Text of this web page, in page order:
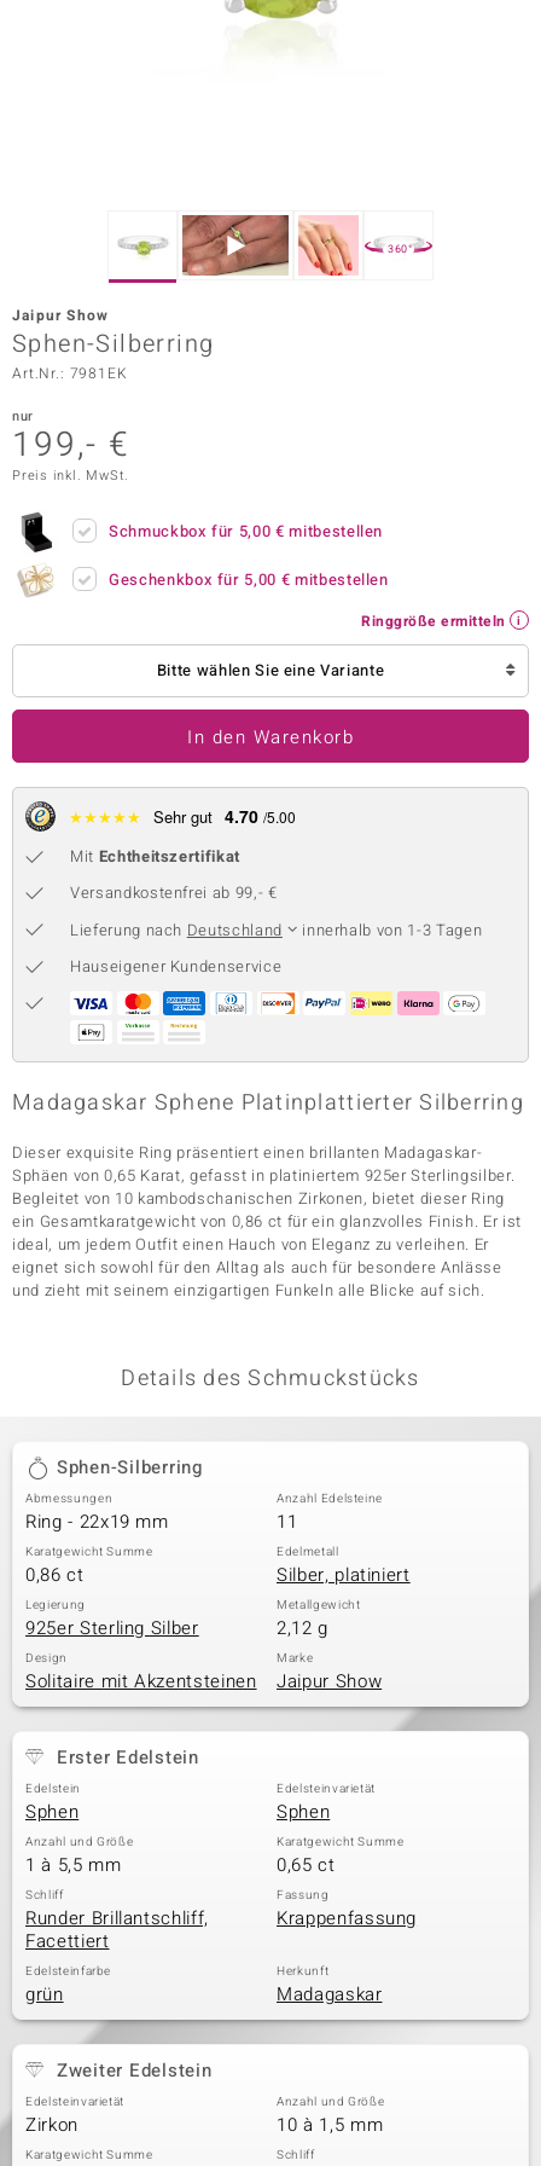
Vogue
Paraíso
Collection
Collection
Classics
360°
Jaipur Show
Sphen-Silberring
Art.Nr.: 7981EK
nur
199,- €
Preis inkl. MwSt.
Schmuckbox für 5,00 € mitbestellen
Geschenkbox für 5,00 € mitbestellen
Ringgröße ermitteln
Bitte wählen Sie eine Variante
In den Warenkorb
★★★★★ Sehr gut 4.70 /5.00
Mit Echtheitszertifikat
Versandkostenfrei ab 99,- €
Lieferung nach Deutschland
innerhalb von 1-3 Tagen
Hauseigener Kundenservice
Madagaskar Sphene Platinplattierter Silberring
Dieser exquisite Ring präsentiert einen brillanten Madagaskar-
Sphäen von 0,65 Karat, gefasst in platiniertem 925er Sterlingsilber.
Begleitet von 10 kambodschanischen Zirkonen, bietet dieser Ring
ein Gesamtkaratgewicht von 0,86 ct für ein glanzvolles Finish. Er ist
ideal, um jedem Outfit einen Hauch von Eleganz zu verleihen. Er
eignet sich sowohl für den Alltag als auch für besondere Anlässe
und zieht mit seinem einzigartigen Funkeln alle Blicke auf sich.
Details des Schmuckstücks
Sphen-Silberring
Abmessungen
Ring - 22x19 mm
Anzahl Edelsteine
11
Karatgewicht Summe
0,86 ct
Edelmetall
Silber, platiniert
Legierung
925er Sterling Silber
Metallgewicht
2,12 g
Design
Solitaire mit Akzentsteinen
Marke
Jaipur Show
Erster Edelstein
Edelstein
Sphen
Edelsteinvarietät
Sphen
Anzahl und Größe
1 à 5,5 mm
Karatgewicht Summe
0,65 ct
Schliff
Runder Brillantschliff,
Facettiert
Fassung
Krappenfassung
Edelsteinfarbe
grün
Herkunft
Madagaskar
Zweiter Edelstein
Edelsteinvarietät
Zirkon
Anzahl und Größe
10 à 1,5 mm
Karatgewicht Summe Schliff